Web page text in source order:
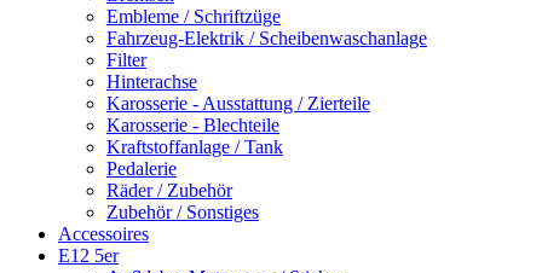
Embleme / Schriftzüge
Fahrzeug-Elektrik / Scheibenwaschanlage
Filter
Hinterachse
Karosserie - Ausstattung / Zierteile
Karosserie - Blechteile
Kraftstoffanlage / Tank
Pedalerie
Räder / Zubehör
Zubehör / Sonstiges
Accessoires
E12 5er